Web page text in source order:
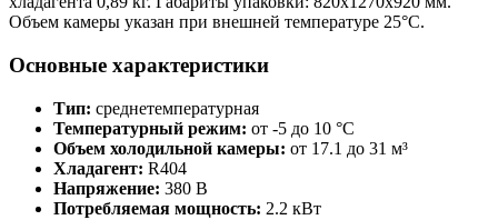
Объем камеры указан при внешней температуре 25°С.
Основные характеристики
Тип: среднетемпературная
Температурный режим: от -5 до 10 °C
Объем холодильной камеры: от 17.1 до 31 м³
Хладагент: R404
Напряжение: 380 В
Потребляемая мощность: 2.2 кВт